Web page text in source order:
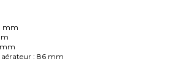
mm
aérateur : 86 mm